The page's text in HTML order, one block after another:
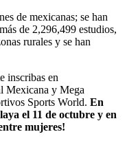
de mexicanas; se han
de 2,296,499 estudios,
rurales y se han
inscribas en
Mexicana y Mega
Sports World. En
el 11 de octubre y en
mujeres!